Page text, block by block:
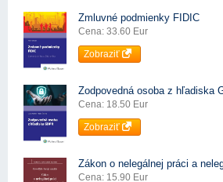
Zmluvné podmienky FIDIC
Cena: 33.60 Eur
Zobraziť
Zodpovedná osoba z hľadiska
Cena: 18.50 Eur
Zobraziť
Zákon o nelegálnej práci a
Cena: 15.90 Eur